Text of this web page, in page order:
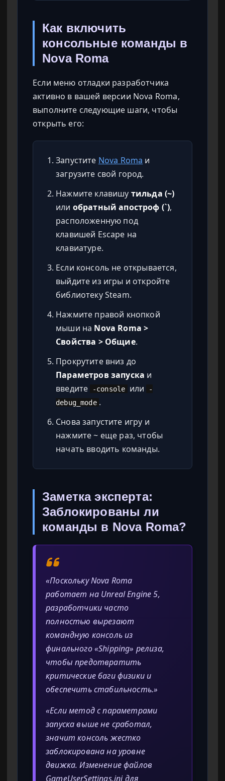
Как включить
консольные команды в
Nova Roma
Если меню отладки разработчика
активно в вашей версии Nova Roma,
выполните следующие шаги, чтобы
открыть его:
Запустите Nova Roma и
загрузите свой город.
Нажмите клавишу тильда (~)
или обратный апостроф (`),
расположенную под
клавишей Escape на
клавиатуре.
Если консоль не открывается,
выйдите из игры и откройте
библиотеку Steam.
Нажмите правой кнопкой
мыши на Nova Roma >
Свойства > Общие.
Прокрутите вниз до
Параметров запуска и
введите
-console или
-
debug_mode .
Снова запустите игру и
нажмите ~ еще раз, чтобы
начать вводить команды.
Заметка эксперта:
Заблокированы ли
команды в Nova Roma?
«Поскольку Nova Roma
работает на Unreal Engine 5,
разработчики часто
полностью вырезают
командную консоль из
финального «Shipping» релиза,
чтобы предотвратить
критические баги физики и
обеспечить стабильность.»
«Если метод с параметрами
запуска выше не сработал,
значит консоль жестко
заблокирована на уровне
движка. Изменение файлов
GameUserSettings.ini для